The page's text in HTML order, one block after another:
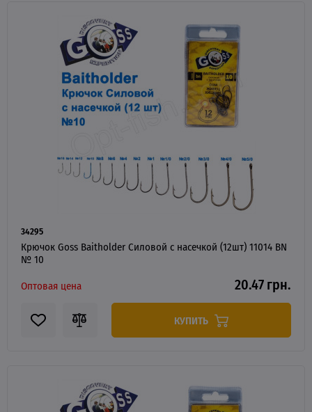
34295
Крючок Goss Baitholder Силовой с насечкой (12шт) 11014 BN
№ 10
Оптовая цена
20.47 грн.
КУПИТЬ